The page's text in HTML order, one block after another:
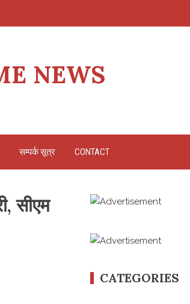
NEWS
सम्पर्क सूत्र CONTACT
सीएम
CATEGORIES